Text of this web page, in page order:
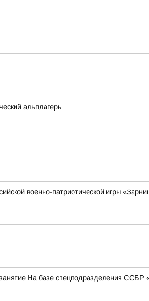
альплагерь
военно-патриотической игры
На базе спецподразделения СОБР